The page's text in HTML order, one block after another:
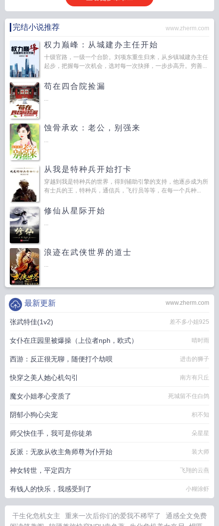
完结小说推荐 www.zherm.com
权力巅峰：从城建办主任开始
十级官路，一级一个台阶。刘项东重生归来，从乡镇城建办主任
起步，把握每一次机会，选对每一次抉择，一步步高升。穷善...
苟在四合院捡漏
...
蚀骨承欢：老公，别强来
...
从我是特种兵开始打卡
穿越到我是特种兵的世界，得到辅助引擎的支持，他逐步成为所
有士兵的王，特种兵，通信兵，飞行员等等，在每一个兵种...
修仙从星际开始
...
浪迹在武侠世界的道士
...
www.zherm.com
最新更新
张武特佳(1v2) 差不多小姐925
女仆在庄园里被爆操（上位者nph，欧式） 晴时雨
西游：反正很无聊，随便打个劫呗 进击的狮子
快穿之美人她心机勾引 南方有只丘
魔女小姐孝心变质了 死城留不住白鸽
阴郁小狗心尖宠 枳不知
师父快住手，我可是你徒弟 朵星星
反派：无敌从收主角师尊为仆开始 装大师
神女转世，平定四方 飞翔的云燕
有钱人的快乐，我感受到了 小糊涂虾
干生化危机女主 重来一次后你们的爱我不稀罕了
通感全文免费